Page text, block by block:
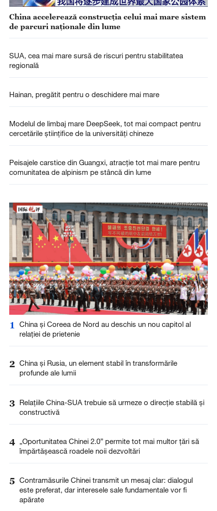
China accelerează construcția celui mai mare sistem
de parcuri naționale din lume
SUA, cea mai mare sursă de riscuri pentru stabilitatea
regională
Hainan, pregătit pentru o deschidere mai mare
Modelul de limbaj mare DeepSeek, tot mai compact pentru
cercetările științifice de la universități chineze
Peisajele carstice din Guangxi, atracție tot mai mare pentru
comunitatea de alpinism pe stâncă din lume
1
China și Coreea de Nord au deschis un nou capitol al
relației de prietenie
2 China și Rusia, un element stabil în transformările
profunde ale lumii
3 Relațiile China-SUA trebuie să urmeze o direcție stabilă și
constructivă
4 „Oportunitatea Chinei 2.0” permite tot mai multor țări să
împărtășească roadele noii dezvoltări
5 Contramăsurile Chinei transmit un mesaj clar: dialogul
este preferat, dar interesele sale fundamentale vor fi
apărate